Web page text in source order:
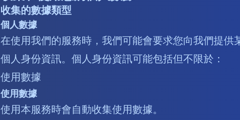
收集的數據類型
個人數據
在使用我們的服務時，我們可能會要求您向我們提供
個人身份資訊。個人身份資訊可能包括但不限於：
使用數據
使用數據
使用本服務時會自動收集使用數據。